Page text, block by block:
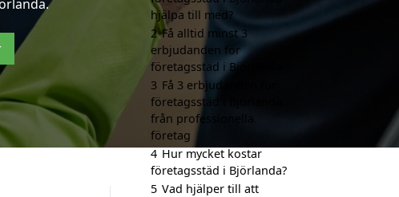
hjälpa till med?
2 Få alltid minst 3
erbjudanden för
företagsstäd i Björlanda
3 Få 3 erbjudanden för
företagsstäd i Björlanda
från professionella
företag
4 Hur mycket kostar
företagsstäd i Björlanda?
5 Vad hjälper till att